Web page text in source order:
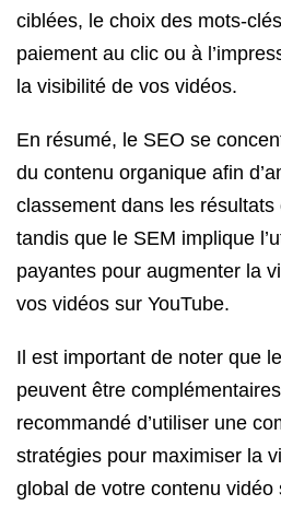
ciblées, le choix des mots-
paiement au clic ou à
la visibilité de vos vidéos.
En résumé, le SEO se
du contenu organique afin
classement dans les
tandis que le SEM implique
payantes pour augmenter la
vos vidéos sur YouTube.
Il est important de noter que
peuvent être
recommandé d’utiliser une
stratégies pour maximiser la
global de votre contenu vidéo